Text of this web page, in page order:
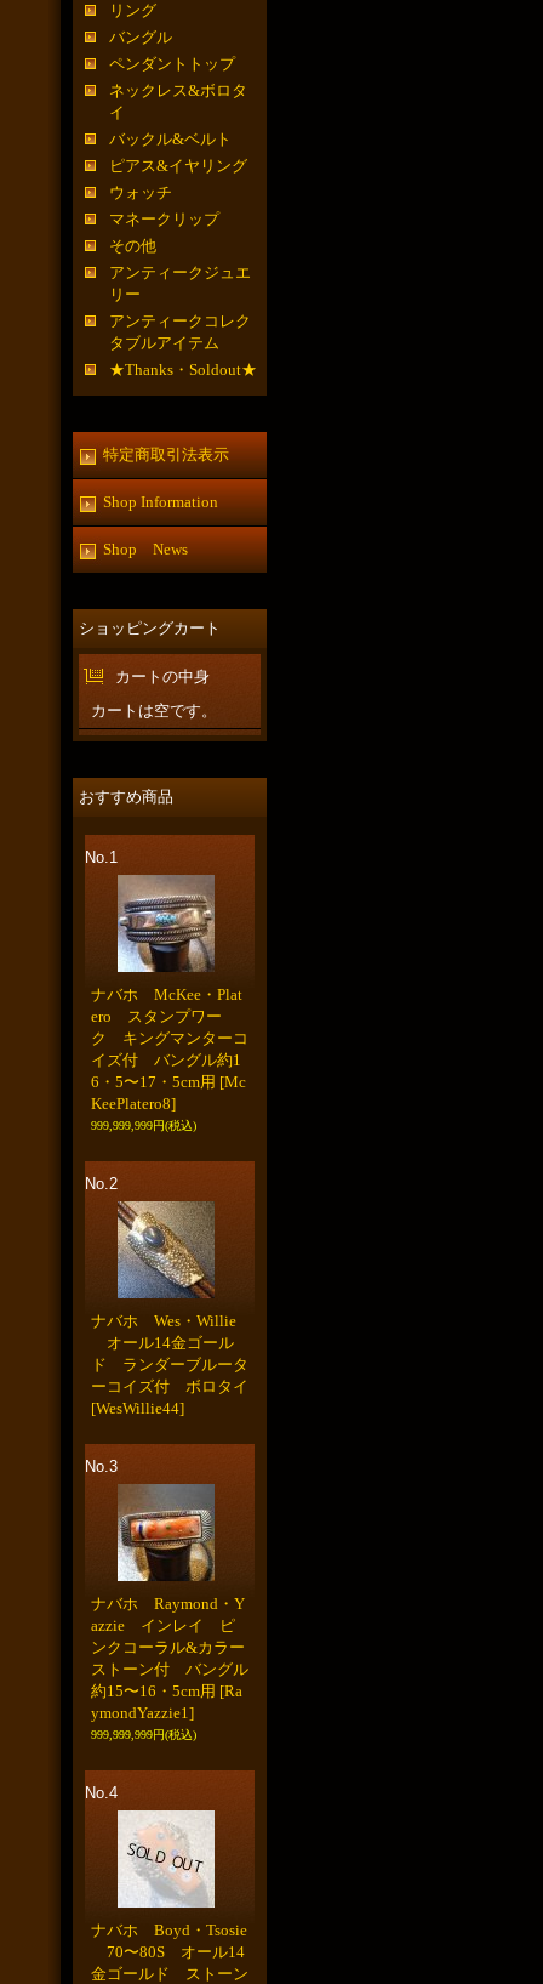
リング
バングル
ペンダントトップ
ネックレス&ボロタ
イ
バックル&ベルト
ピアス&イヤリング
ウォッチ
マネークリップ
その他
アンティークジュエ
リー
アンティークコレク
タブルアイテム
★Thanks・Soldout★
特定商取引法表示
Shop Information
Shop News
ショッピングカート
カートの中身
カートは空です。
おすすめ商品
No.1
ナバホ McKee・Plat
ero スタンプワー
ク キングマンターコ
イズ付 バングル約1
6・5〜17・5cm用 [Mc
KeePlatero8]
999,999,999円(税込)
No.2
ナバホ Wes・Willie
オール14金ゴール
ド ランダーブルータ
ーコイズ付 ボロタイ
[WesWillie44]
No.3
ナバホ Raymond・Y
azzie インレイ ピ
ンクコーラル&カラー
ストーン付 バングル
約15〜16・5cm用 [Ra
ymondYazzie1]
999,999,999円(税込)
No.4
ナバホ Boyd・Tsosie
70〜80S オール14
金ゴールド ストーン